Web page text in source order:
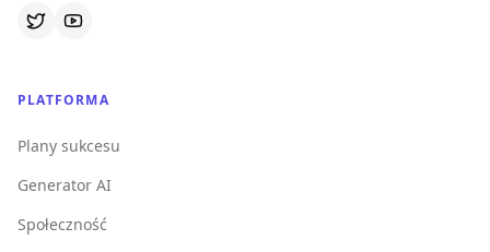
PLATFORMA
Plany sukcesu
Generator AI
Społeczność